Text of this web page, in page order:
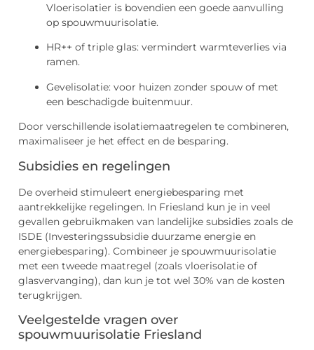
Vloerisolatier is bovendien een goede aanvulling
op spouwmuurisolatie.
HR++ of triple glas: vermindert warmteverlies via
ramen.
Gevelisolatie: voor huizen zonder spouw of met
een beschadigde buitenmuur.
Door verschillende isolatiemaatregelen te combineren,
maximaliseer je het effect en de besparing.
Subsidies en regelingen
De overheid stimuleert energiebesparing met
aantrekkelijke regelingen. In Friesland kun je in veel
gevallen gebruikmaken van landelijke subsidies zoals de
ISDE (Investeringssubsidie duurzame energie en
energiebesparing). Combineer je spouwmuurisolatie
met een tweede maatregel (zoals vloerisolatie of
glasvervanging), dan kun je tot wel 30% van de kosten
terugkrijgen.
Veelgestelde vragen over
spouwmuurisolatie Friesland